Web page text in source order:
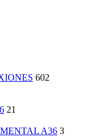
602
21
A36 3